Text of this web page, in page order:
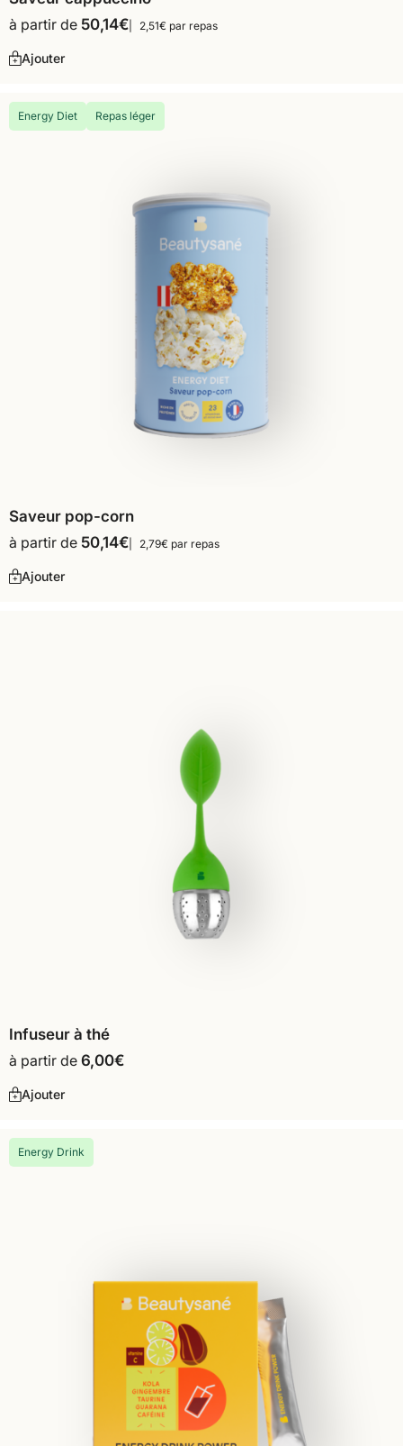
à partir de 50,14€ 2,51€ par repas
Ajouter
Energy Diet Repas léger
Saveur pop-corn
à partir de 50,14€ 2,79€ par repas
Ajouter
Infuseur à thé
à partir de 6,00€
Ajouter
Energy Drink